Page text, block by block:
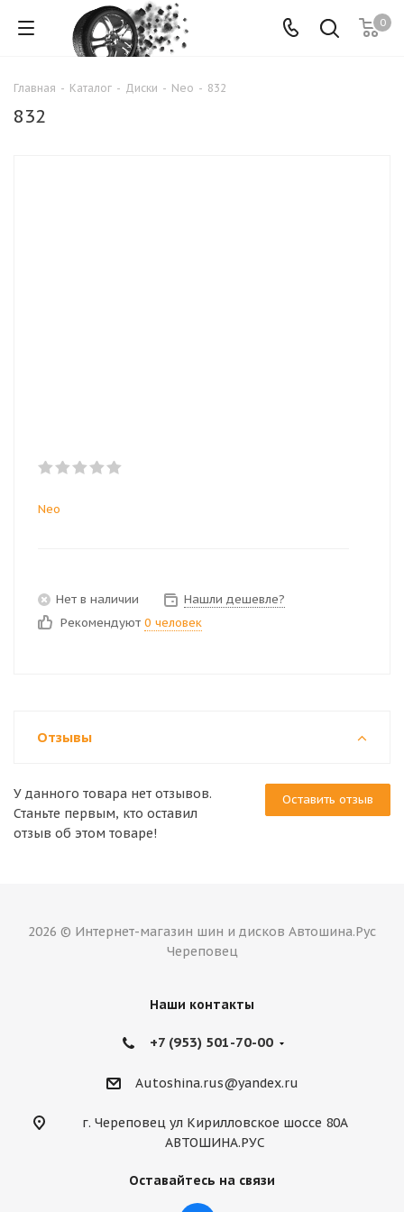
0
Главная - Каталог - Диски - Neo - 832
832
Neo
Нет в наличии
Нашли дешевле?
Рекомендуют 0 человек
Отзывы
Оставить отзыв
У данного товара нет отзывов.
Станьте первым, кто оставил
отзыв об этом товаре!
2026 © Интернет-магазин шин и дисков Автошина.Рус
Череповец
Наши контакты
+7 (953) 501-70-00
Autoshina.rus@yandex.ru
г. Череповец ул Кирилловское шоссе 80А
АВТОШИНА.РУС
Оставайтесь на связи